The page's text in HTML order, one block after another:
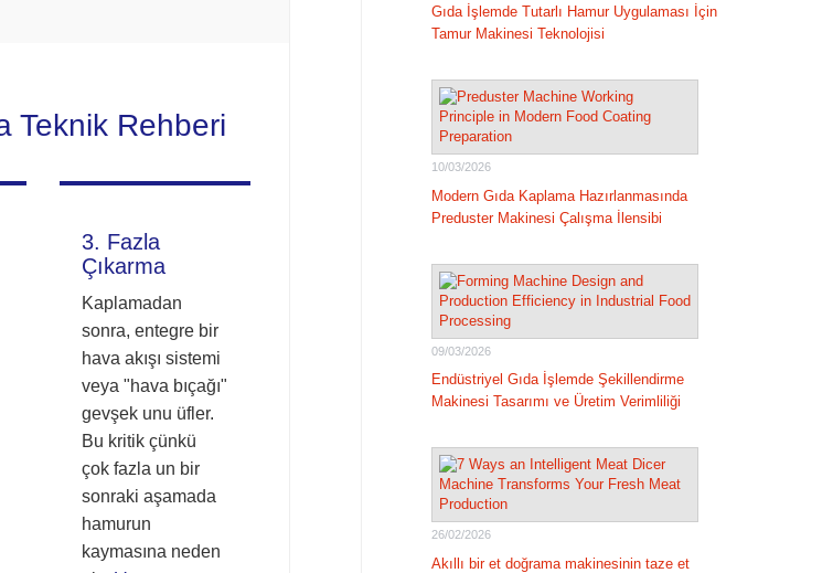
Gıda İşlemde Tutarlı Hamur Uygulaması İçin
Tamur Makinesi Teknolojisi
10/03/2026
Modern Gıda Kaplama Hazırlanmasında
Preduster Makinesi Çalışma İlensibi
09/03/2026
Endüstriyel Gıda İşlemde Şekillendirme
Makinesi Tasarımı ve Üretim Verimliliği
26/02/2026
Akıllı bir et doğrama makinesinin taze et